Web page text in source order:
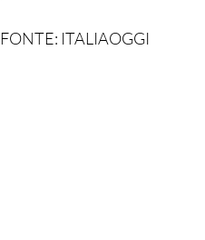
FONTE: ITALIAOGGI